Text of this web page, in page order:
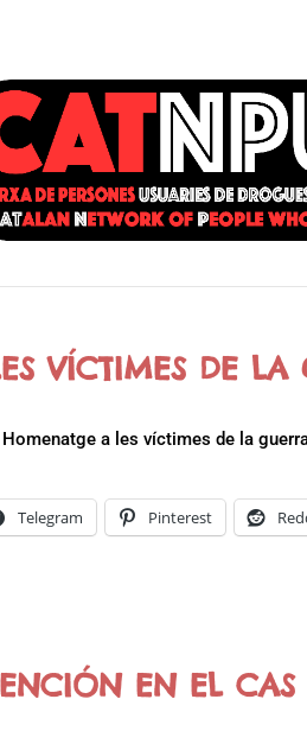
VÍCTIMES DE LA
a les víctimes de la
Telegram Pinterest
EN EL